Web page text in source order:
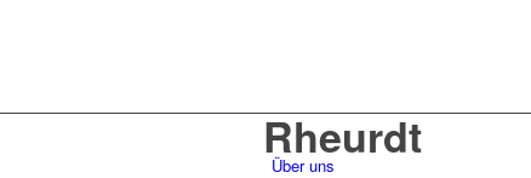
Über uns
Rheurdt